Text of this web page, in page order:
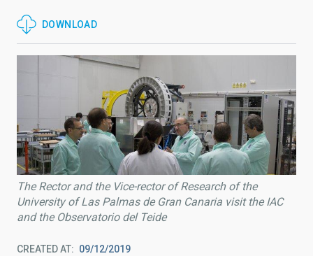
DOWNLOAD
The Rector and the Vice-rector of Research of the
University of Las Palmas de Gran Canaria visit the IAC
and the Observatorio del Teide
CREATED AT 09/12/2019